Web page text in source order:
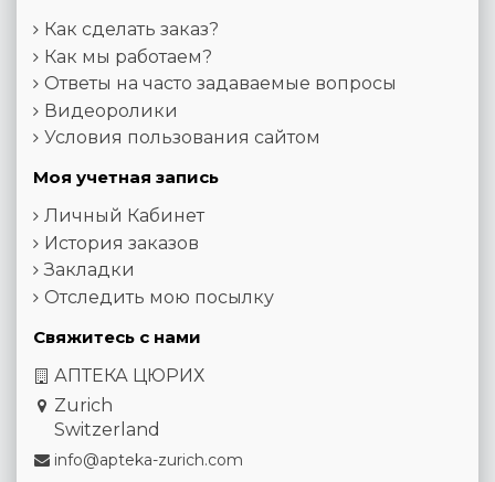
Как сделать заказ?
Как мы работаем?
Ответы на часто задаваемые вопросы
Видеоролики
Условия пользования сайтом
Моя учетная запись
Личный Кабинет
История заказов
Закладки
Отследить мою посылку
Свяжитесь с нами
АПТЕКА ЦЮРИХ
Zurich
Switzerland
info@apteka-zurich.com